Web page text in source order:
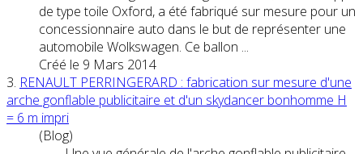
de type toile Oxford, a été fabriqué sur mesure pour un
concessionnaire auto dans le but de représenter une
automobile Wolkswagen. Ce ballon ...
Créé le 9 Mars 2014
3. RENAULT PERRINGERARD : fabrication sur mesure d'une
arche gonflable publicitaire et d'un skydancer bonhomme H
= 6 m impri
(Blog)